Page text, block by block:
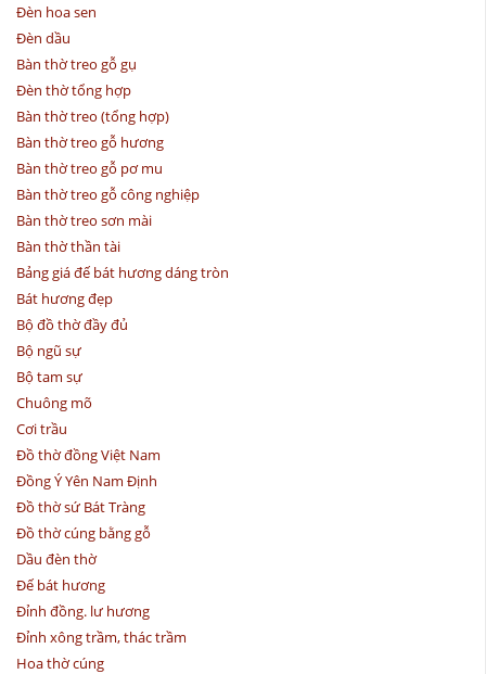
Đèn hoa sen
Đèn dầu
Bàn thờ treo gỗ gụ
Đèn thờ tổng hợp
Bàn thờ treo (tổng hợp)
Bàn thờ treo gỗ hương
Bàn thờ treo gỗ pơ mu
Bàn thờ treo gỗ công nghiệp
Bàn thờ treo sơn mài
Bàn thờ thần tài
Bảng giá đế bát hương dáng tròn
Bát hương đẹp
Bộ đồ thờ đầy đủ
Bộ ngũ sự
Bộ tam sự
Chuông mõ
Cơi trầu
Đồ thờ đồng Việt Nam
Đồng Ý Yên Nam Định
Đồ thờ sứ Bát Tràng
Đồ thờ cúng bằng gỗ
Dầu đèn thờ
Đế bát hương
Đỉnh đồng. lư hương
Đỉnh xông trầm, thác trầm
Hoa thờ cúng